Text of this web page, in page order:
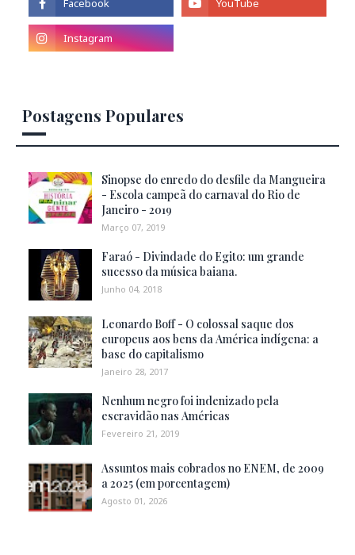
Postagens Populares
Sinopse do enredo do desfile da Mangueira
- Escola campeã do carnaval do Rio de
Janeiro - 2019
Março 07, 2019
Faraó - Divindade do Egito: um grande
sucesso da música baiana.
Junho 04, 2018
Leonardo Boff - O colossal saque dos
europeus aos bens da América indígena: a
base do capitalismo
Janeiro 28, 2017
Nenhum negro foi indenizado pela
escravidão nas Américas
Fevereiro 21, 2019
Assuntos mais cobrados no ENEM, de 2009
a 2025 (em porcentagem)
Agosto 01, 2026